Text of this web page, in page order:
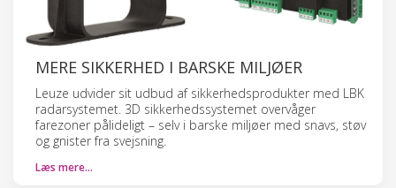
MERE SIKKERHED I BARSKE MILJØER
Leuze udvider sit udbud af sikkerhedsprodukter med LBK
radarsystemet. 3D sikkerhedssystemet overvåger
farezoner pålideligt – selv i barske miljøer med snavs, støv
og gnister fra svejsning.
Læs mere…